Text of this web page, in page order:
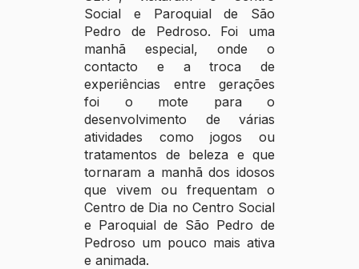
Social e Paroquial de São
Pedro de Pedroso. Foi uma
manhã especial, onde o
contacto e a troca de
experiências entre gerações
foi o mote para o
desenvolvimento de várias
atividades como jogos ou
tratamentos de beleza e que
tornaram a manhã dos idosos
que vivem ou frequentam o
Centro de Dia no Centro Social
e Paroquial de São Pedro de
Pedroso um pouco mais ativa
e animada.